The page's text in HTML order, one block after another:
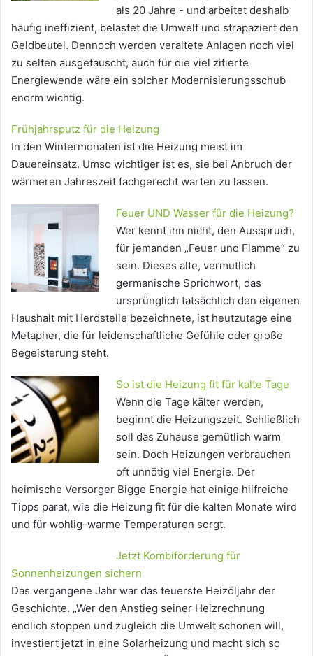
als 20 Jahre - und arbeitet deshalb
häufig ineffizient, belastet die Umwelt und strapaziert den
Geldbeutel. Dennoch werden veraltete Anlagen noch viel
zu selten ausgetauscht, auch für die viel zitierte
Energiewende wäre ein solcher Modernisierungsschub
enorm wichtig.
Frühjahrsputz für die Heizung
In den Wintermonaten ist die Heizung meist im
Dauereinsatz. Umso wichtiger ist es, sie bei Anbruch der
wärmeren Jahreszeit fachgerecht warten zu lassen.
Feuer UND Wasser für die Heizung?
Wer kennt ihn nicht, den Ausspruch,
für jemanden „Feuer und Flamme“ zu
sein. Dieses alte, vermutlich
germanische Sprichwort, das
ursprünglich tatsächlich den eigenen
Haushalt mit Herdstelle bezeichnete, ist heutzutage eine
Metapher, die für leidenschaftliche Gefühle oder große
Begeisterung steht.
So ist die Heizung fit für kalte Tage
Wenn die Tage kälter werden,
beginnt die Heizungszeit. Schließlich
soll das Zuhause gemütlich warm
sein. Doch Heizungen verbrauchen
oft unnötig viel Energie. Der
heimische Versorger Bigge Energie hat einige hilfreiche
Tipps parat, wie die Heizung fit für die kalten Monate wird
und für wohlig-warme Temperaturen sorgt.
Jetzt Kombiförderung für
Sonnenheizungen sichern
Das vergangene Jahr war das teuerste Heizöljahr der
Geschichte. „Wer den Anstieg seiner Heizrechnung
endlich stoppen und zugleich die Umwelt schonen will,
investiert jetzt in eine Solarheizung und macht sich so